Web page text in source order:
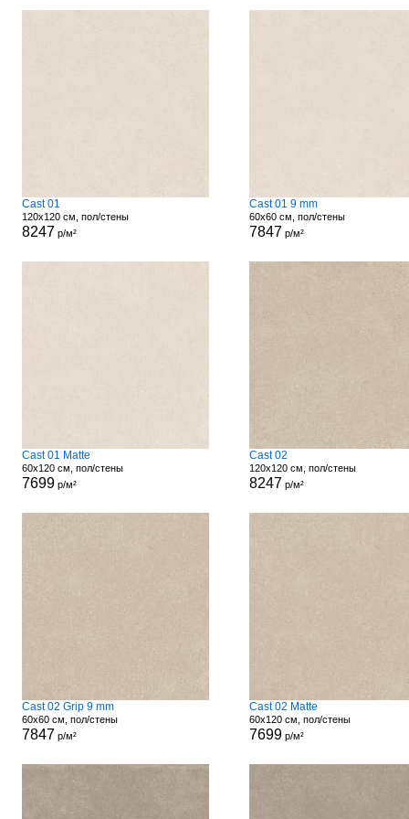
Cast 01
120x120 см, пол/стены
8247 р/м²
Cast 01 9 mm
60x60 см, пол/стены
7847 р/м²
Cast 01 Matte
60x120 см, пол/стены
7699р/м²
Cast 02
120x120 см, пол/стены
8247 р/м²
Cast 02 Grip 9 mm
60x60 см, пол/стены
7847 р/м²
Cast 02 Matte
60x120 см, пол/стены
7699р/м²